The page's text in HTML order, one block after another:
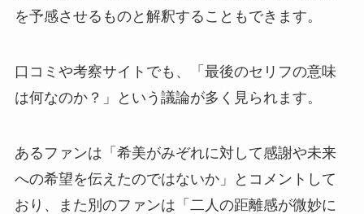
を予感させるものと解釈することもできます。
口コミや考察サイトでも、「最後のセリフの意味
は何なのか？」という議論が多く見られます。
あるファンは「希美がみぞれに対して感謝や未来
への希望を伝えたのではないか」とコメントして
おり、また別のファンは「二人の距離感が微妙に